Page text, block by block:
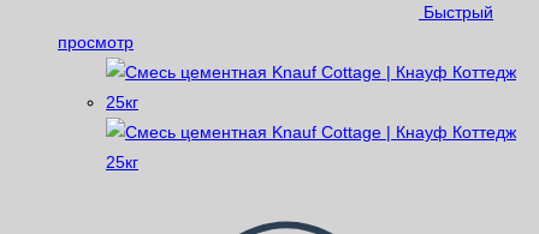
Быстрый
просмотр